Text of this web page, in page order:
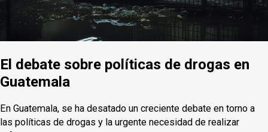
El debate sobre políticas de drogas en
Guatemala
En Guatemala, se ha desatado un creciente debate en torno a
las políticas de drogas y la urgente necesidad de realizar